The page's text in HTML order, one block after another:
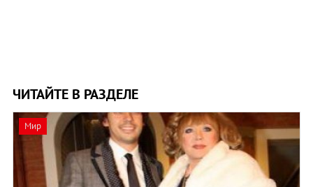
ЧИТАЙТЕ В РАЗДЕЛЕ
Мир